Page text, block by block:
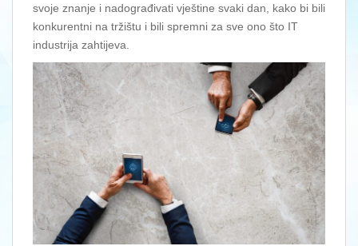
svoje znanje i nadograđivati vještine svaki dan, kako bi bili
konkurentni na tržištu i bili spremni za sve ono što IT
industrija zahtijeva.